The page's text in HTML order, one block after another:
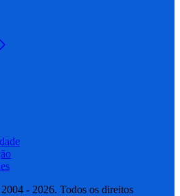
- 2026. Todos os direitos